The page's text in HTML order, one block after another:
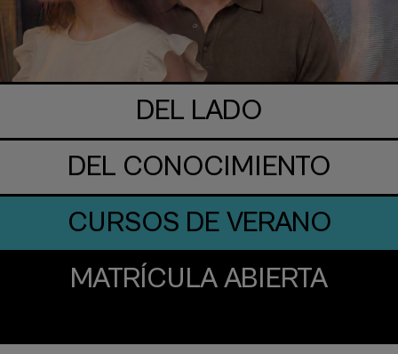
DEL LADO
DEL CONOCIMIENTO
CURSOS DE VERANO
MATRÍCULA ABIERTA